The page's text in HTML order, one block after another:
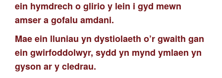
ein hymdrech o glirio y lein i gyd mewn
amser a gofalu amdani.
Mae ein lluniau yn dystiolaeth o’r gwaith gan
ein gwirfoddolwyr, sydd yn mynd ymlaen yn
gyson ar y cledrau.